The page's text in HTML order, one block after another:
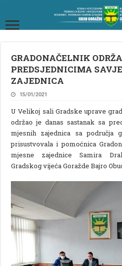
GRADONAČELNIK
PREDSJEDNICIMA
ZAJEDNICA
15/01/2021
U Velikoj sali Gradske uprave
održao je danas sastanak sa
mjesnih zajednica sa područja
prisustvovala i pomoćnica
mjesne zajednice Samira
Gradskog vijeća Goražde Bajro